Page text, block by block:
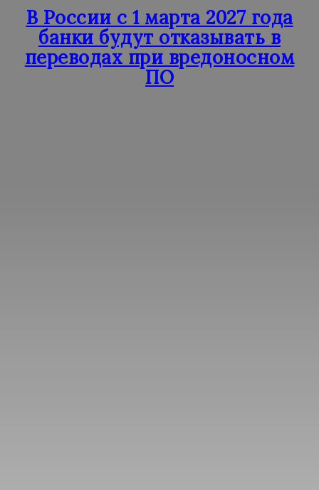
В России с 1 марта 2027 года
банки будут отказывать в
переводах при вредоносном
ПО